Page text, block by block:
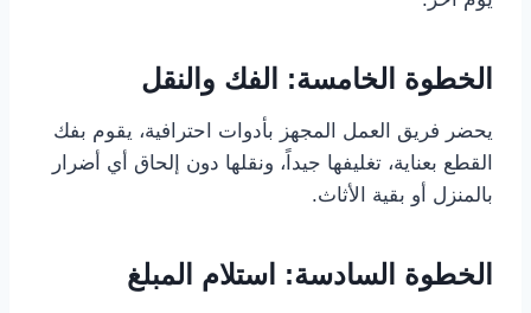
الخطوة الخامسة: الفك والنقل
يحضر فريق العمل المجهز بأدوات احترافية، يقوم بفك
القطع بعناية، تغليفها جيداً، ونقلها دون إلحاق أي أضرار
بالمنزل أو بقية الأثاث.
الخطوة السادسة: استلام المبلغ